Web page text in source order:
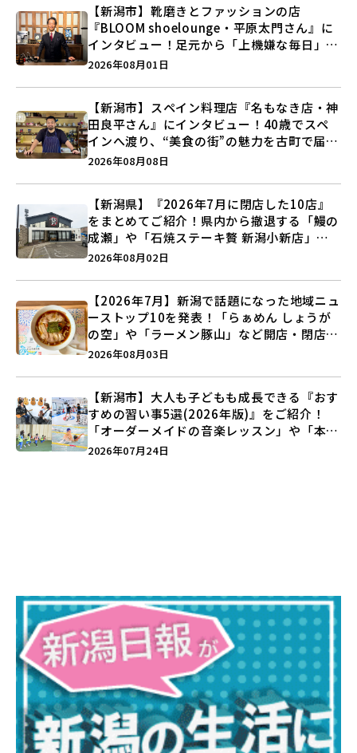
【新潟市】靴磨きとファッションの店
『BLOOM shoelounge・平原太門さん』に
インタビュー！足元から「上機嫌な毎日」を
つくる装いの提案とは？
2026年08月01日
【新潟市】スペイン料理店『名もなき店・神
田良平さん』にインタビュー！40歳でスペ
インへ渡り、“美食の街”の魅力を古町で届け
る♪
2026年08月08日
【新潟県】『2026年7月に閉店した10店』
をまとめてご紹介！県内から撤退する「鰻の
成瀬」や「石焼ステーキ贅 新潟小新店」が
営業に幕…。
2026年08月02日
【2026年7月】新潟で話題になった地域ニュ
ーストップ10を発表！「らぁめん しょうが
の空」や「ラーメン豚山」など開店・閉店の
注目記事をランキングでご紹介♪
2026年08月03日
【新潟市】大人も子どもも成長できる『おす
すめの習い事5選(2026年版)』をご紹介！
「オーダーメイドの音楽レッスン」や「本格
キックボクシング」で新しい自分を見つけよ
2026年07月24日